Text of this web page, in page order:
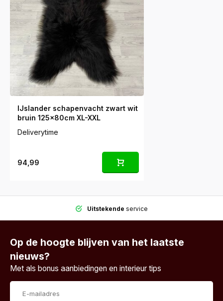
IJslander schapenvacht zwart wit
bruin 125x80cm XL-XXL
Deliverytime
94,99
Uitstekende service
Op de hoogte blijven van het laatste
nieuws?
Met als bonus aanbiedingen en interieur tips